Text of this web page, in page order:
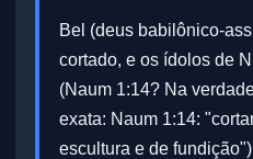
Bel (deus babilônico-
cortado, e os ídolos de
(Naum 1:14? Na
exata: Naum 1:14:
escultura e de